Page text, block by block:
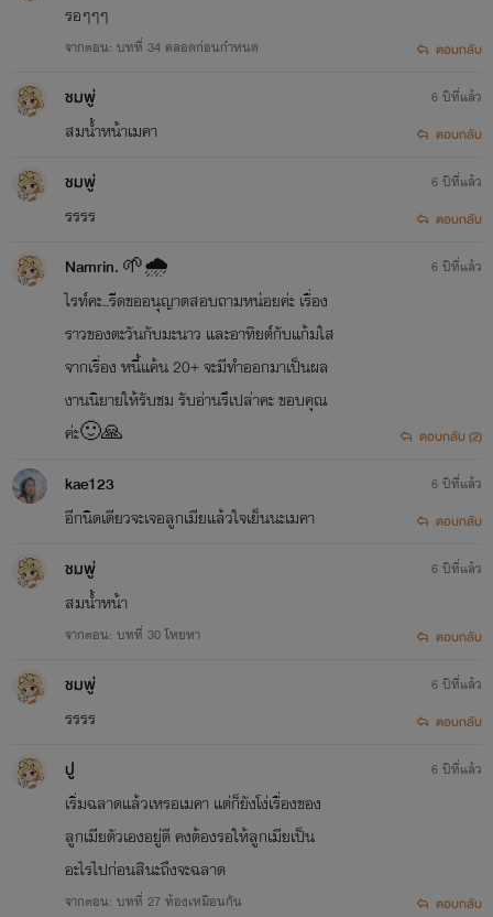
รอๆๆๆ
จากตอน: บทที่ 34 คลอดก่อนกำหนด ตอบกลับ
ชมพู่
สมน้ำหน้าเมคา
6 ปีที่แล้ว
ตอบกลับ
ชมพู่
รรรร
6 ปีที่แล้ว
ตอบกลับ
Namrin. 🌱🌧
ไรท์คะ..รีดขออนุญาตสอบถามหน่อยค่ะ เรื่อง
ราวของตะวันกับมะนาว และอาทิยต์กับแก้มใส
จากเรื่อง หนี้แค้น 20+ จะมีทำออกมาเป็นผล
งานนิยายให้รับชม รับอ่านรึเปล่าคะ ขอบคุณ
ค่ะ🙂🙏
6 ปีที่แล้ว
ตอบกลับ (2)
kae123
อีกนิดเดียวจะเจอลูกเมียแล้วใจเย็นนะเมคา
6 ปีที่แล้ว
ตอบกลับ
ชมพู่
สมน้ำหน้า
จากตอน: บทที่ 30 โหยหา
6 ปีที่แล้ว
ตอบกลับ
ชมพู่
รรรร
6 ปีที่แล้ว
ตอบกลับ
ปู
เริ่มฉลาดแล้วเหรอเมคา แต่ก็ยังโง่เรื่องของ
ลูกเมียตัวเองอยู่ดี คงต้องรอให้ลูกเมียเป็น
อะไรไปก่อนสินะถึงจะฉลาด
จากตอน: บทที่ 27 ท้องเหมือนกัน
6 ปีที่แล้ว
ตอบกลับ